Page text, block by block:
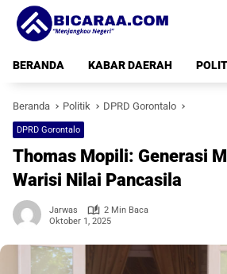
Langsung
konten
BERANDA
KABAR DAERAH
Beranda Politik DPRD Gorontalo
DPRD Gorontalo
Thomas Mopili: Generasi
Warisi Nilai Pancasila
Jarwas
2 Min Baca
Oktober 1, 2025